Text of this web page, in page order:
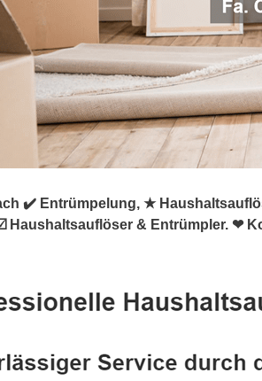
✔️ Entrümpelung, ★
Haushaltsauflöser & Entrümpler. ❤